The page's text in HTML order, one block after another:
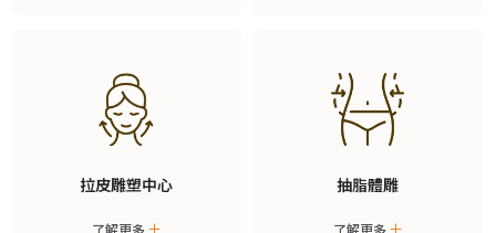
拉皮雕塑中心
了解更多
抽脂體雕
了解更多